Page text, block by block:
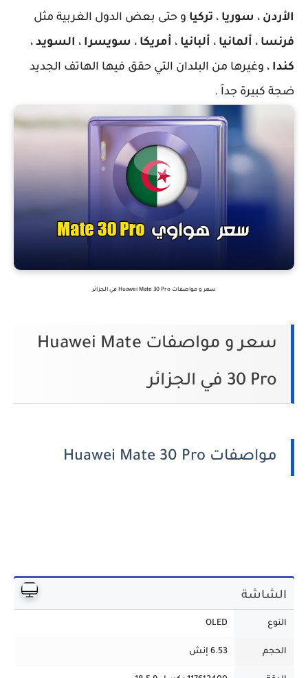
الأردن ، سوريا ، تركيا و حتى بعض الدول الغربية مثل
فرنسا ، ألمانيا ، ألبانيا ، أمريكا ، سويسرا ، السويد ،
كندا ، وغيرها من البلدان التي حقق فيها الهاتف الجديد
ضجة كبيرة جداَ .
سعر و مواصفات Huawei Mate 30 Pro في الجزائر
سعر و مواصفات Huawei Mate
30 Pro في الجزائر
مواصفات Huawei Mate 30 Pro
الشاشة
النوع OLED
الحجم 6.53 إنش